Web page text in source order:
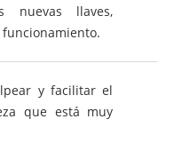
nuevas llaves,
y facilitar el
que está muy